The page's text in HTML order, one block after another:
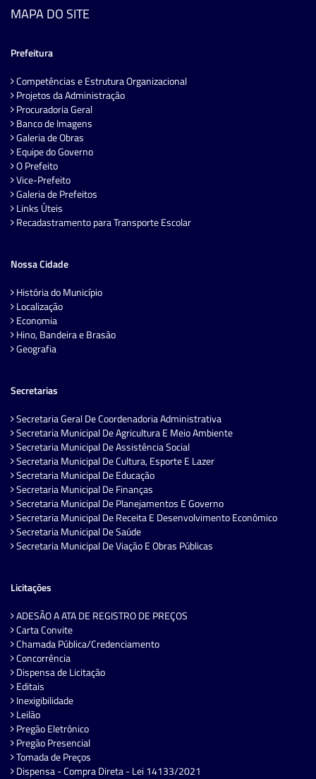
MAPA DO SITE
Prefeitura
Competências e Estrutura Organizacional
Projetos da Administração
Procuradoria Geral
Banco de Imagens
Galeria de Obras
Equipe do Governo
O Prefeito
Vice-Prefeito
Galeria de Prefeitos
Links Úteis
Recadastramento para Transporte Escolar
Nossa Cidade
História do Município
Localização
Economia
Hino, Bandeira e Brasão
Geografia
Secretarias
Secretaria Geral De Coordenadoria Administrativa
Secretaria Municipal De Agricultura E Meio Ambiente
Secretaria Municipal De Assistência Social
Secretaria Municipal De Cultura, Esporte E Lazer
Secretaria Municipal De Educação
Secretaria Municipal De Finanças
Secretaria Municipal De Planejamentos E Governo
Secretaria Municipal De Receita E Desenvolvimento Econômico
Secretaria Municipal De Saúde
Secretaria Municipal De Viação E Obras Públicas
Licitações
ADESÃO A ATA DE REGISTRO DE PREÇOS
Carta Convite
Chamada Pública/Credenciamento
Concorrência
Dispensa de Licitação
Editais
Inexigibilidade
Leilão
Pregão Eletrônico
Pregão Presencial
Tomada de Preços
Dispensa - Compra Direta - Lei 14133/2021